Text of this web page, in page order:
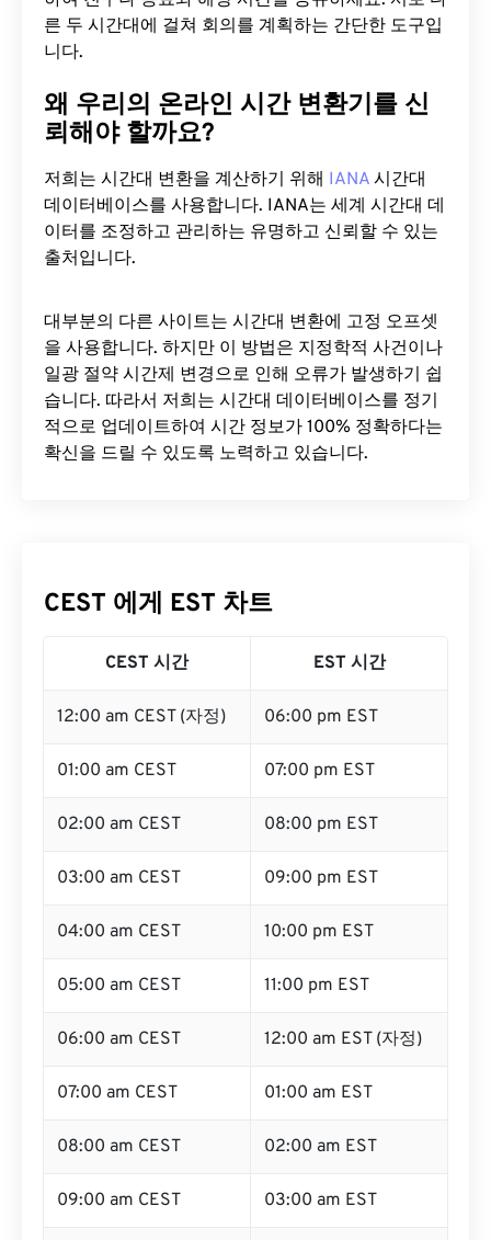
른 두 시간대에 걸쳐 회의를 계획하는 간단한 도구입
니다.
왜 우리의 온라인 시간 변환기를 신
뢰해야 할까요?
저희는 시간대 변환을 계산하기 위해 IANA 시간대
데이터베이스를 사용합니다. IANA는 세계 시간대 데
이터를 조정하고 관리하는 유명하고 신뢰할 수 있는
출처입니다.
대부분의 다른 사이트는 시간대 변환에 ​​고정 오프셋
을 사용합니다. 하지만 이 방법은 지정학적 사건이나
일광 절약 시간제 변경으로 인해 오류가 발생하기 쉽
습니다. 따라서 저희는 시간대 데이터베이스를 정기
적으로 업데이트하여 시간 정보가 100% 정확하다는
확신을 드릴 수 있도록 노력하고 있습니다.
CEST 에게 EST 차트
CEST 시간 EST 시간
12:00 am CEST (자정) 06:00 pm EST
01:00 am CEST 07:00 pm EST
02:00 am CEST 08:00 pm EST
03:00 am CEST 09:00 pm EST
04:00 am CEST 10:00 pm EST
05:00 am CEST 11:00 pm EST
06:00 am CEST 12:00 am EST (자정)
07:00 am CEST 01:00 am EST
08:00 am CEST 02:00 am EST
09:00 am CEST 03:00 am EST